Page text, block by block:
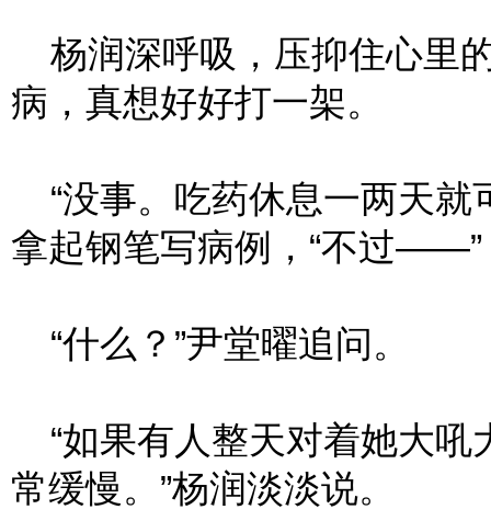
杨润深呼吸，压抑住心里
病，真想好好打一架。
“没事。吃药休息一两天就
拿起钢笔写病例，“不过——”
“什么？”尹堂曜追问。
“如果有人整天对着她大吼
常缓慢。”杨润淡淡说。